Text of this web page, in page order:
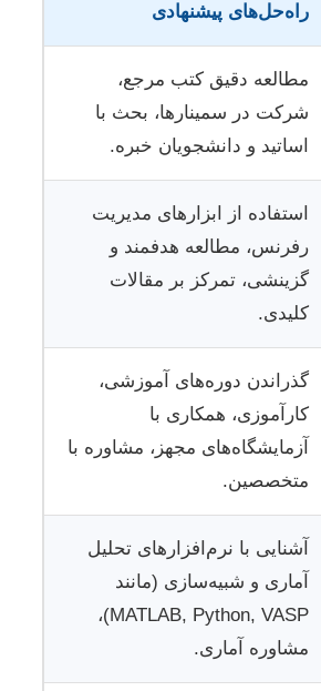
راه‌حل‌های پیشنهادی
مطالعه دقیق کتب مرجع،
شرکت در سمینارها، بحث با
اساتید و دانشجویان خبره.
استفاده از ابزارهای مدیریت
رفرنس، مطالعه هدفمند و
گزینشی، تمرکز بر مقالات
کلیدی.
گذراندن دوره‌های آموزشی،
کارآموزی، همکاری با
آزمایشگاه‌های مجهز، مشاوره با
متخصصین.
آشنایی با نرم‌افزارهای تحلیل
آماری و شبیه‌سازی (مانند
MATLAB, Python, VASP)،
مشاوره آماری.